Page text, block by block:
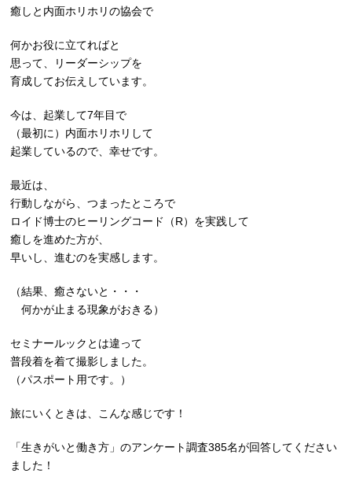
癒しと内面ホリホリの協会で
何かお役に立てればと
思って、リーダーシップを
育成してお伝えしています。
今は、起業して7年目で
（最初に）内面ホリホリして
起業しているので、幸せです。
最近は、
行動しながら、つまったところで
ロイド博士のヒーリングコード（R）を実践して
癒しを進めた方が、
早いし、進むのを実感します。
（結果、癒さないと・・・
何かが止まる現象がおきる）
セミナールックとは違って
普段着を着て撮影しました。
（パスポート用です。）
旅にいくときは、こんな感じです！
「生きがいと働き方」のアンケート調査385名が回答してください
ました！